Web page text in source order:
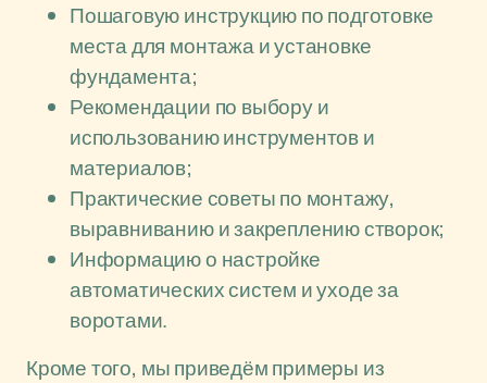
Пошаговую инструкцию по подготовке
места для монтажа и установке
фундамента;
Рекомендации по выбору и
использованию инструментов и
материалов;
Практические советы по монтажу,
выравниванию и закреплению створок;
Информацию о настройке
автоматических систем и уходе за
воротами.
Кроме того, мы приведём примеры из